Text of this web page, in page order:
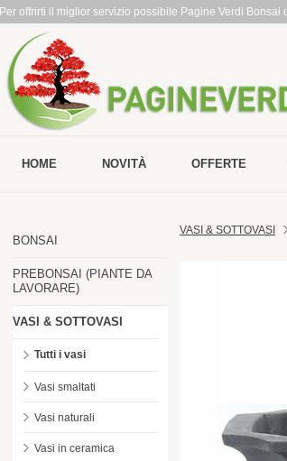
Per offrirti il miglior servizio possibile Pagine Verdi
HOME NOVITÀ OFFERTE
BONSAI
PREBONSAI (PIANTE DA
LAVORARE)
VASI & SOTTOVASI
Tutti i vasi
Vasi smaltati
Vasi naturali
Vasi in ceramica
VASI & SOTTOVASI